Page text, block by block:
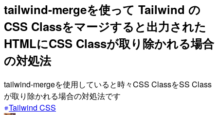
tailwind-mergeを使って Tailwind の
CSS Classをマージすると出力された
HTMLにCSS Classが取り除かれる場合
の対処法
tailwind-mergeを使用していると時々CSS ClassをSS Class
が取り除かれる場合の対処法です
Tailwind CSS